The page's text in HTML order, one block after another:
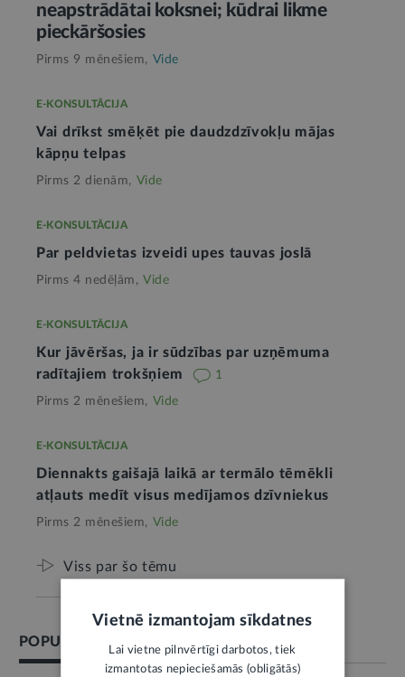
neapstrādātai koksnei; kūdrai likme
pieckāršosies
Pirms 9 mēnešiem, Vide
E-KONSULTĀCIJA
Vai drīkst smēķēt pie daudzdzīvokļu mājas
kāpņu telpas
Pirms 2 dienām, Vide
E-KONSULTĀCIJA
Par peldvietas izveidi upes tauvas joslā
Pirms 4 nedēļām, Vide
E-KONSULTĀCIJA
Kur jāvēršas, ja ir sūdzības par uzņēmuma
radītajiem trokšņiem
1
Pirms 2 mēnešiem, Vide
E-KONSULTĀCIJA
Diennakts gaišajā laikā ar termālo tēmēkli
atļauts medīt visus medījamos dzīvniekus
Pirms 2 mēnešiem, Vide
Viss par šo tēmu
POPULĀRĀKĀS TĒMAS
Vietnē izmantojam sīkdatnes
Lai vietne pilnvērtīgi darbotos, tiek
izmantotas nepieciešamās (obligātās)